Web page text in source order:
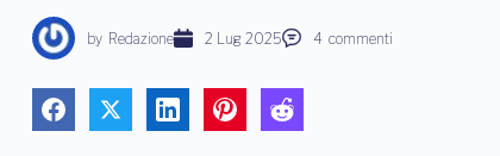
by Redazione 2 Lug 2025 4 commenti